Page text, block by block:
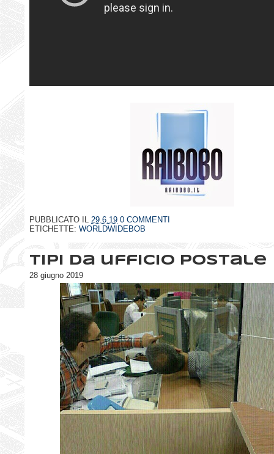
PUBBLICATO IL 29.6.19 0 COMMENTI
ETICHETTE: WORLDWIDEBOB
Tipi da ufficio postale
28 giugno 2019